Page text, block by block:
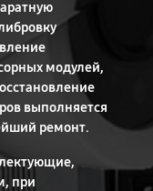
модулей,
выполняется
ремонт.
при